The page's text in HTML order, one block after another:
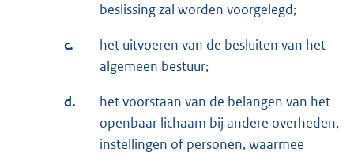
beslissing zal worden voorgelegd;
c.
het uitvoeren van de besluiten van het
algemeen bestuur;
d.
het voorstaan van de belangen van het
openbaar lichaam bij andere overheden,
instellingen of personen, waarmee